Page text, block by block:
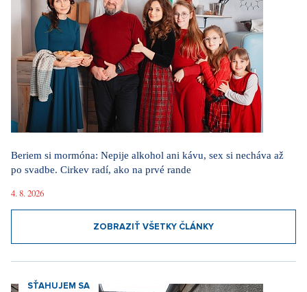
Beriem si mormóna: Nepije alkohol ani kávu, sex si necháva až
po svadbe. Cirkev radí, ako na prvé rande
4. 8. 2026
ZOBRAZIŤ VŠETKY ČLÁNKY
SŤAHUJEM SA